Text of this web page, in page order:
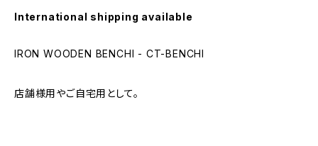
International shipping available
IRON WOODEN BENCHI - CT-BENCHI
店舗様用やご自宅用として。